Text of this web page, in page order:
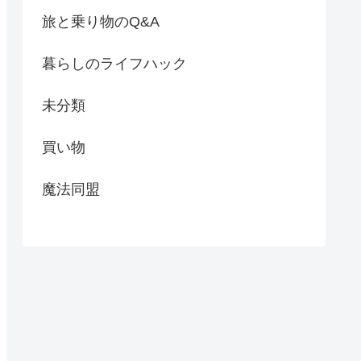
旅と乗り物のQ&A
暮らしのライフハック
未分類
買い物
魔法同盟